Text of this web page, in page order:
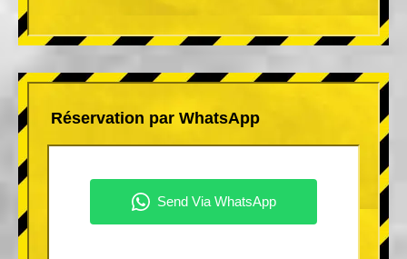
Réservation par WhatsApp